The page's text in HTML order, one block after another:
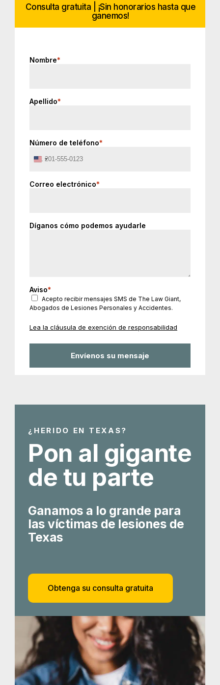
Consulta gratuita | ¡Sin honorarios hasta que
ganemos!
Nombre*
Apellido*
Número de teléfono*
United
Correo electrónico*
Díganos cómo podemos ayudarle
Aviso*
Acepto recibir mensajes SMS de The Law Giant,
Abogados de Lesiones Personales y Accidentes.
Lea la cláusula de exención de responsabilidad
¿HERIDO EN TEXAS?
Pon al gigante
de tu parte
Ganamos a lo grande para
las víctimas de lesiones de
Texas
Obtenga su consulta gratuita